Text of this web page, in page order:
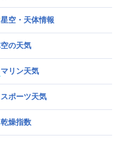
星空・天体情報
空の天気
マリン天気
スポーツ天気
乾燥指数